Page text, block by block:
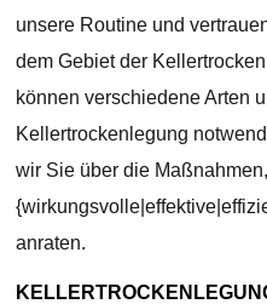
unsere Routine und
dem Gebiet der
können verschiedene Arten
Kellertrockenlegung
wir Sie über die
anraten.